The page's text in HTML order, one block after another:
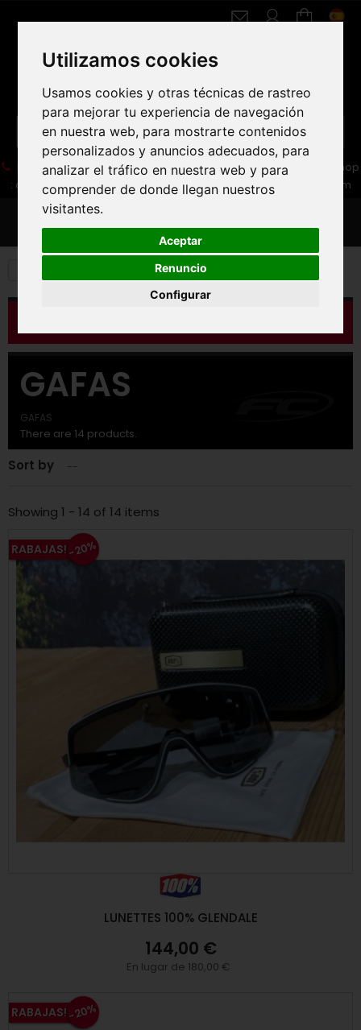
Utilizamos cookies
Usamos cookies y otras técnicas de rastreo
para mejorar tu experiencia de navegación
en nuestra web, para mostrarte contenidos
personalizados y anuncios adecuados, para
analizar el tráfico en nuestra web y para
comprender de donde llegan nuestros
visitantes.
Aceptar
Renuncio
Configurar
Boutique :05 16 83 64 41 / Web :06 30 32 02 25
Web-Shop
: contact86@freecycle.fr / Atelier-SAV :freecyclesav@gmail.com
Bicicleta de carretera ROUTE
GAFAS
GAFAS
There are 14 products.
Sort by --
Showing 1 - 14 of 14 items
RABAJAS!-20%
LUNETTES 100% GLENDALE
144,00 €
En lugar de 180,00 €
RABAJAS!-20%